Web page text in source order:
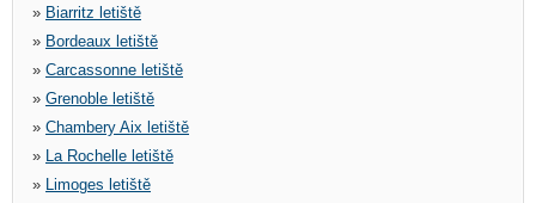
» Biarritz letiště
» Bordeaux letiště
» Carcassonne letiště
» Grenoble letiště
» Chambery Aix letiště
» La Rochelle letiště
» Limoges letiště